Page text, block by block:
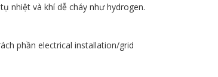
nhiệt và khí dễ cháy như hydrogen.
phần electrical installation/grid